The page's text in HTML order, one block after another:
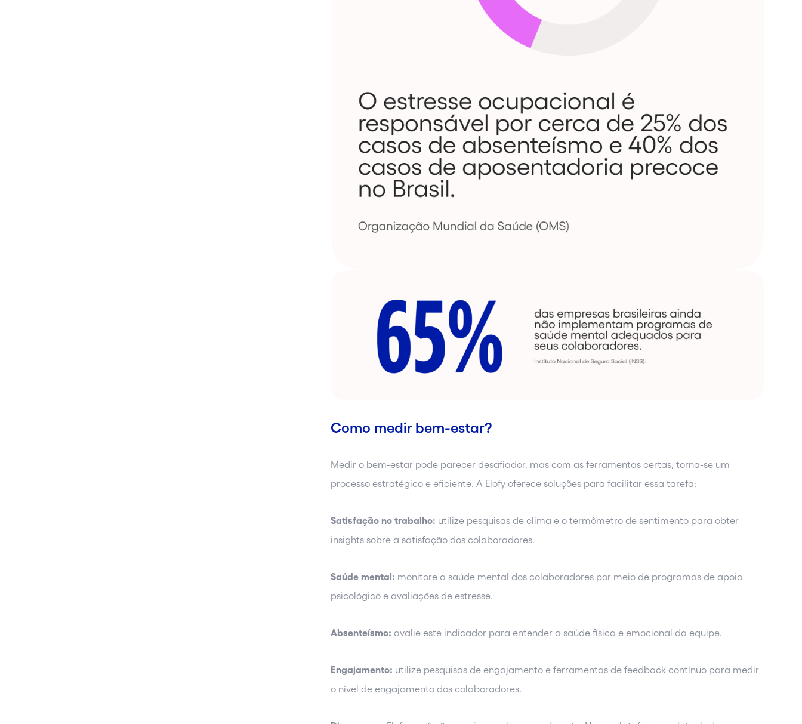
Como medir bem-estar?
Medir o bem-estar pode parecer desafiador, mas com as ferramentas certas, torna-se um
processo estratégico e eficiente. A Elofy oferece soluções para facilitar essa tarefa:
Satisfação no trabalho: utilize pesquisas de clima e o termômetro de sentimento para obter
insights sobre a satisfação dos colaboradores.
Saúde mental: monitore a saúde mental dos colaboradores por meio de programas de apoio
psicológico e avaliações de estresse.
Absenteísmo: avalie este indicador para entender a saúde física e emocional da equipe.
Engajamento: utilize pesquisas de engajamento e ferramentas de feedback contínuo para medir
o nível de engajamento dos colaboradores.